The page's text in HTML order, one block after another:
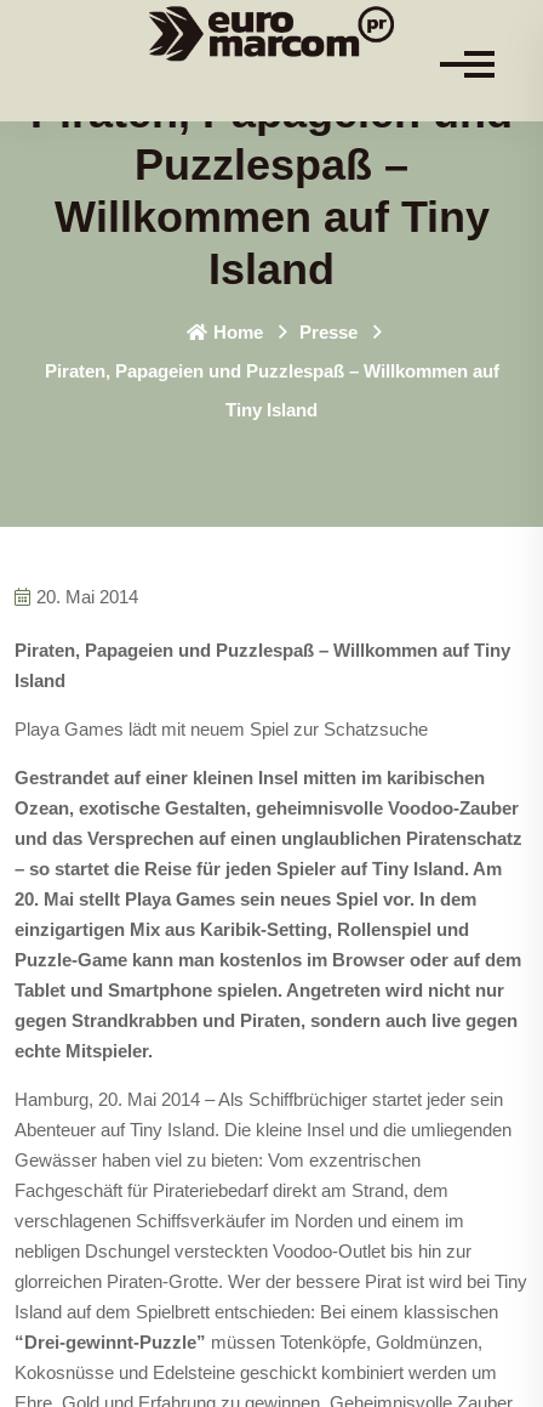
Piraten, Papageien und
Puzzlespaß –
Willkommen auf Tiny
Island
Home
Presse
Piraten, Papageien und Puzzlespaß – Willkommen auf
Tiny Island
20. Mai 2014
Piraten, Papageien und Puzzlespaß – Willkommen auf Tiny
Island
Playa Games lädt mit neuem Spiel zur Schatzsuche
Gestrandet auf einer kleinen Insel mitten im karibischen
Ozean, exotische Gestalten, geheimnisvolle Voodoo-Zauber
und das Versprechen auf einen unglaublichen Piratenschatz
– so startet die Reise für jeden Spieler auf Tiny Island. Am
20. Mai stellt Playa Games sein neues Spiel vor. In dem
einzigartigen Mix aus Karibik-Setting, Rollenspiel und
Puzzle-Game kann man kostenlos im Browser oder auf dem
Tablet und Smartphone spielen. Angetreten wird nicht nur
gegen Strandkrabben und Piraten, sondern auch live gegen
echte Mitspieler.
Hamburg, 20. Mai 2014 – Als Schiffbrüchiger startet jeder sein
Abenteuer auf Tiny Island. Die kleine Insel und die umliegenden
Gewässer haben viel zu bieten: Vom exzentrischen
Fachgeschäft für Pirateriebedarf direkt am Strand, dem
verschlagenen Schiffsverkäufer im Norden und einem im
nebligen Dschungel versteckten Voodoo-Outlet bis hin zur
glorreichen Piraten-Grotte. Wer der bessere Pirat ist wird bei Tiny
Island auf dem Spielbrett entschieden: Bei einem klassischen
“Drei-gewinnt-Puzzle” müssen Totenköpfe, Goldmünzen,
Kokosnüsse und Edelsteine geschickt kombiniert werden um
Ehre, Gold und Erfahrung zu gewinnen. Geheimnisvolle Zauber